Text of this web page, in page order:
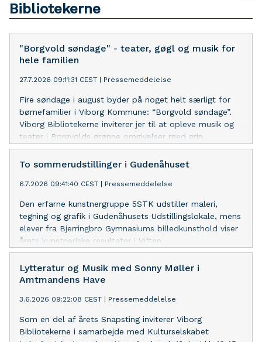
Bibliotekerne
"Borgvold søndage" - teater, gøgl og musik for
hele familien
27.7.2026 09:11:31 CEST Pressemeddelelse
Fire søndage i august byder på noget helt særligt for
børnefamilier i Viborg Kommune: “Borgvold søndage”.
Viborg Bibliotekerne inviterer jer til at opleve musik og
teater i Borgvolds grønne omgivelser med grin,
overraskelser og skønne rytmer i højsædet.
To sommerudstillinger i Gudenåhuset
6.7.2026 09:41:40 CEST Pressemeddelelse
Den erfarne kunstnergruppe 5STK udstiller maleri,
tegning og grafik i Gudenåhusets Udstillingslokale, mens
elever fra Bjerringbro Gymnasiums billedkunsthold viser
årets kunstneriske resultater i Viften
Lytteratur og Musik med Sonny Møller i
Amtmandens Have
3.6.2026 09:22:08 CEST Pressemeddelelse
Som en del af årets Snapsting inviterer Viborg
Bibliotekerne i samarbejde med Kulturselskabet